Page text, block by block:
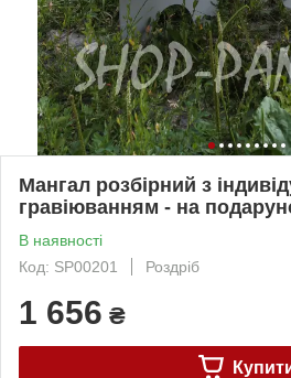
Мангал розбірний з
гравіюванням - на
В наявності
Код: SP00201
Роздріб
1 656 ₴